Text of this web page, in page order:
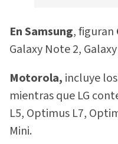
En Samsung, figuran
Galaxy Note 2,
Motorola, incluye
mientras que LG
L5, Optimus L7,
Mini.